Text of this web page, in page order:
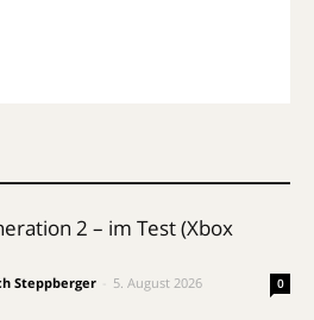
2 – im Test (Xbox
Steppberger 5. August 2026 0